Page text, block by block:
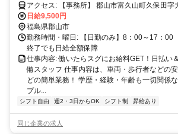
アクセス: 【事務所】 郡山市富久山町久保田字大久保40 GOSHiNビ
ル 3010号室 ※｢郡山｣駅～車10分 ●駅から無
行直帰も可能
日給9,500円
福島県郡山市
勤務時間・曜日: 【日勤のみ】8：00～17：
終了でも日給全額保障
仕事内容: 働いたらスグにお給料GET！日払い
備スタッフ 仕事内容は、車両・歩行者などの
どの簡単業務！ 学歴・経験・年齢も一切関係
プル...
シフト自由 週2・3日からOK シフト制 昇給あり
同じ企業の求人